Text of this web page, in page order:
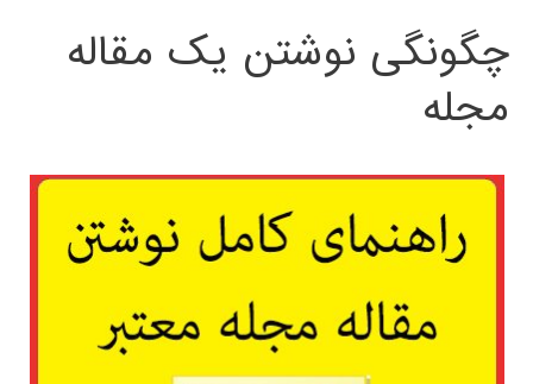
چگونگی نوشتن یک مقاله
مجله